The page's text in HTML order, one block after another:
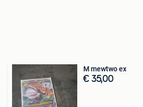
M mewtwo ex
€ 35,00